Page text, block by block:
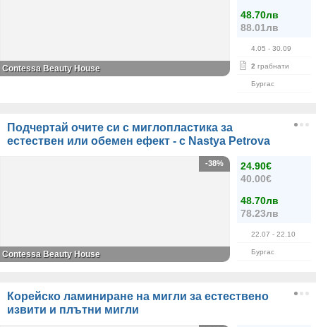
48.70лв
88.01лв
4.05 - 30.09
2 грабнати
Бургас
Contessa Beauty House
Подчертай очите си с миглопластика за
естествен или обемен ефект - с Nastya Petrova
24.90€
40.00€
48.70лв
78.23лв
22.07 - 22.10
Бургас
-38%
Contessa Beauty House
Корейско ламиниране на мигли за естествено
извити и плътни мигли